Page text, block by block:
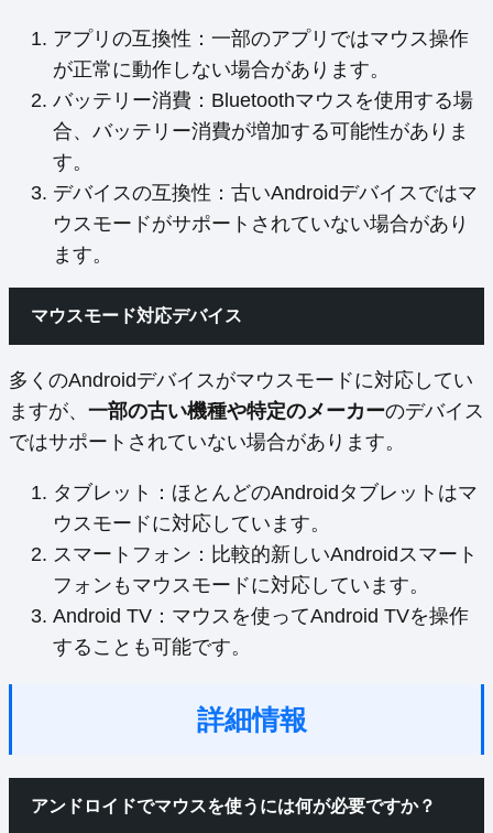
アプリの互換性：一部のアプリではマウス操作
が正常に動作しない場合があります。
バッテリー消費：Bluetoothマウスを使用する場
合、バッテリー消費が増加する可能性がありま
す。
デバイスの互換性：古いAndroidデバイスではマ
ウスモードがサポートされていない場合があり
ます。
マウスモード対応デバイス
多くのAndroidデバイスがマウスモードに対応してい
ますが、 一部の古い機種や特定のメーカーのデバイス
ではサポートされていない場合があります。
タブレット：ほとんどのAndroidタブレットはマ
ウスモードに対応しています。
スマートフォン：比較的新しいAndroidスマート
フォンもマウスモードに対応しています。
Android TV：マウスを使ってAndroid TVを操作
することも可能です。
詳細情報
アンドロイドでマウスを使うには何が必要ですか？